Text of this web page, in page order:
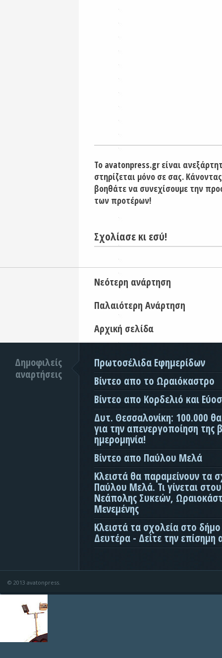
Το avatonpress.gr είναι
στηρίζεται μόνο σε σας.
βοηθάτε να συνεχίσουμε την
των προτέρων!
Σχολίασε κι εσύ!
Νεότερη ανάρτηση
Παλαιότερη Ανάρτηση
Αρχική σελίδα
Δημοφιλείς
αναρτήσεις
Πρωτοσέλιδα Εφημερίδων
Βίντεο απο το Ωραιόκαστρο
Βίντεο απο Κορδελιό και
Δυτ. Θεσσαλονίκη: 100.000
για την απενεργοποίηση της
ημερομηνία!
Βίντεο απο Παύλου Μελά
Κλειστά θα παραμείνουν τα
Παύλου Μελά. Τι γίνεται
Νεάπολης Συκεών,
Μενεμένης
Κλειστά τα σχολεία στο
Δευτέρα - Δείτε την επίσημη
© 2013 avatonpress.